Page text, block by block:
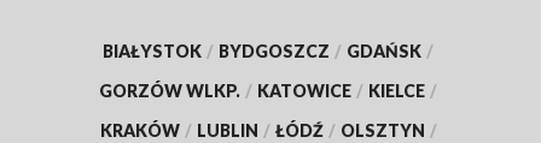
BIAŁYSTOK / BYDGOSZCZ / GDAŃSK /
GORZÓW WLKP. / KATOWICE / KIELCE /
KRAKÓW / LUBLIN / ŁÓDŹ / OLSZTYN /